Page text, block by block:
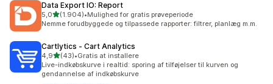
Data Export IO: Report
5,0ud af 5 stjerner
(1.904)
1904 anmeldelser i alt
•Mulighed for gratis prøveperiode
Nemme forudbyggede og tilpassede rapporter: filtrer, planlæg m.m.
Cartlytics ‑ Cart Analytics
4,9ud af 5 stjerner
(43)
43 anmeldelser i alt
•Gratis at installere
Live-indkøbskurve i realtid: sporing af tilføjelser til kurven og
gendannelse af indkøbskurve